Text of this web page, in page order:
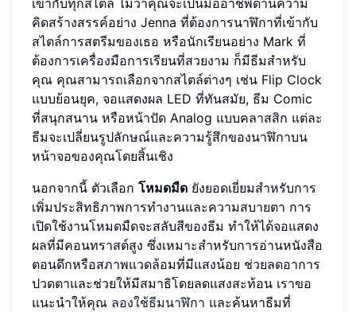
เข้ากับทุกสไตล์ ไม่ว่าคุณจะเป็นมืออาชีพด้านความ
คิดสร้างสรรค์อย่าง Jenna ที่ต้องการนาฬิกาที่เข้ากับ
สไตล์การสตรีมของเธอ หรือนักเรียนอย่าง Mark ที่
ต้องการเครื่องมือการเรียนที่สวยงาม ก็มีธีมสำหรับ
คุณ คุณสามารถเลือกจากสไตล์ต่างๆ เช่น Flip Clock
แบบย้อนยุค, จอแสดงผล LED ที่ทันสมัย, ธีม Comic
ที่สนุกสนาน หรือหน้าปัด Analog แบบคลาสสิก แต่ละ
ธีมจะเปลี่ยนรูปลักษณ์และความรู้สึกของนาฬิกาบน
หน้าจอของคุณโดยสิ้นเชิง
นอกจากนี้ ตัวเลือก โหมดมืด ยังยอดเยี่ยมสำหรับการ
เพิ่มประสิทธิภาพการทำงานและความสบายตา การ
เปิดใช้งานโหมดมืดจะสลับสีของธีม ทำให้ได้จอแสดง
ผลที่มีคอนทราสต์สูง ซึ่งเหมาะสำหรับการอ่านหนังสือ
ตอนดึกหรือสภาพแวดล้อมที่มีแสงน้อย ช่วยลดอาการ
ปวดตาและช่วยให้มีสมาธิโดยลดแสงสะท้อน เราขอ
แนะนำให้คุณ ลองใช้ธีมนาฬิกา และค้นหาธีมที่